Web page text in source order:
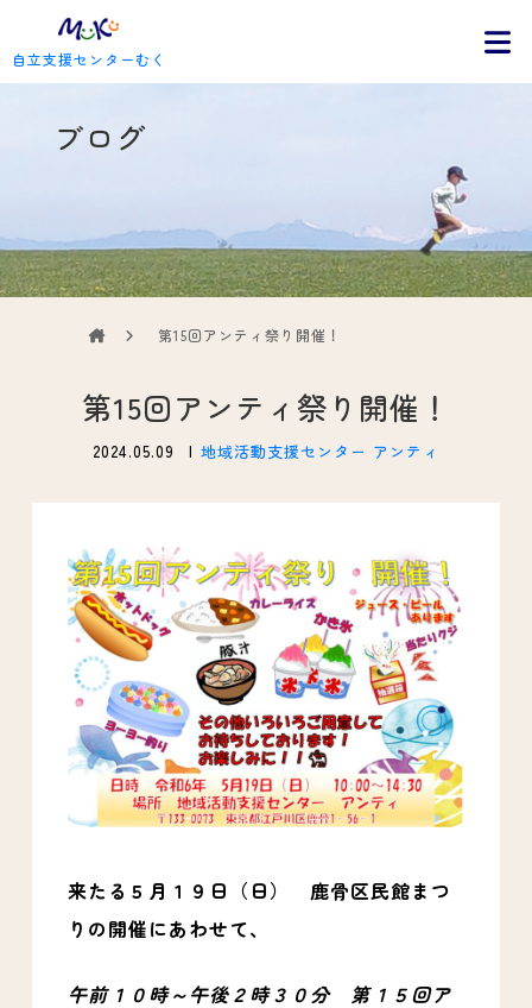
自立支援センターむく
ブログ
第15回アンティ祭り開催！
第15回アンティ祭り開催！
2024.05.09 地域活動支援センター アンティ
来たる５月１９日（日） 鹿骨区民館まつ
りの開催にあわせて、
午前１０時～午後２時３０分 第１５回ア